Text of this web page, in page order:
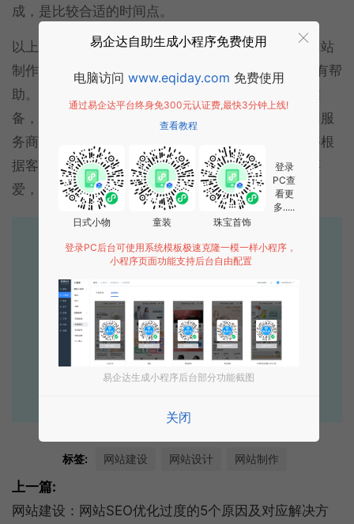
成，是比较合适的时间点。
以上就是易企达网络为大家介绍的网站建设：影响网站
制作水准的因素有哪些？5个因素总结，希望对大家有帮
助。想要获得高水准的网站，就要在这些方面做好准
备，以此提升网站的质量。易企达网络专业的互联网服
务商，拥有经验成熟的网站建设开发技术团队，能够根
据客户需求进行定制开发，深受广大客户的信赖与喜
爱，敬请加微信或者来电咨询~
易企达10年行业沉淀！
专业小程序、公众号H5 APP等软件开发
立即拨打电话享优惠
400-885-7836
点击获取报价
标签: 网站建设 网站设计 网站制作
上一篇:
网站建设：网站SEO优化过度的5个原因及对应解决方
易企达自助生成小程序免费使用
电脑访问 www.eqiday.com 免费使用
通过易企达平台终身免300元认证费,最快3分钟上线!
查看教程
日式小物 童装 珠宝首饰
登录
PC查
看更
多.....
登录PC后台可使用系统模板极速克隆一模一样小程序，
小程序页面功能支持后台自由配置
易企达生成小程序后台部分功能截图
关闭